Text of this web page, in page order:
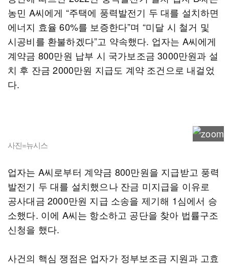
농민 A씨에게 “주택에 풍력발전기 두 대를 설치하면
에너지 효율 60%를 보증한다”며 “미달 시 철거 및
시공비를 환불하겠다”고 약속했다. 업자는 A씨에게
계약금 800만원 납부 시 국가보조금 3000만원과 설
치 후 잔금 2000만원 지급도 계약 조건으로 내걸었
다.
사진=뉴시스
업자는 A씨로부터 계약금 800만원을 지급받고 풍력
발전기 두 대를 설치했으나 잔금 미지급을 이유로
공사대금 2000만원 지급 소송을 제기해 1심에서 승
소했다. 이에 A씨는 항소하고 공단을 찾아 법률구조
신청을 했다.
사건의 핵심 쟁점은 업자가 정부보조금 지원과 고효